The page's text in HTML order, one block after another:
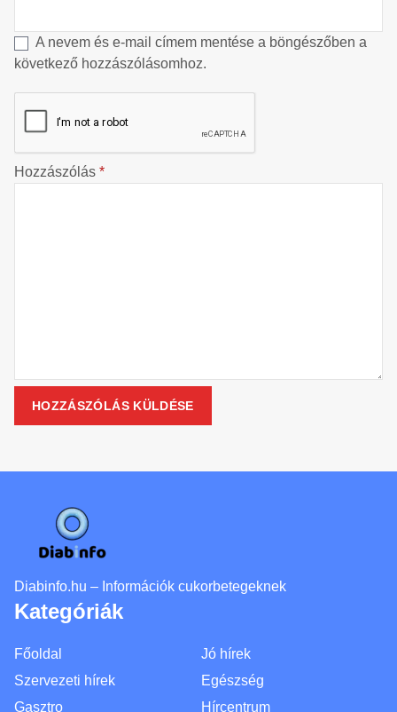
A nevem és e-mail címem mentése a böngészőben a
következő hozzászólásomhoz.
Hozzászólás *
Diabinfo.hu – Információk cukorbetegeknek
Kategóriák
Főoldal
Jó hírek
Szervezeti hírek
Egészség
Gasztro
Hírcentrum